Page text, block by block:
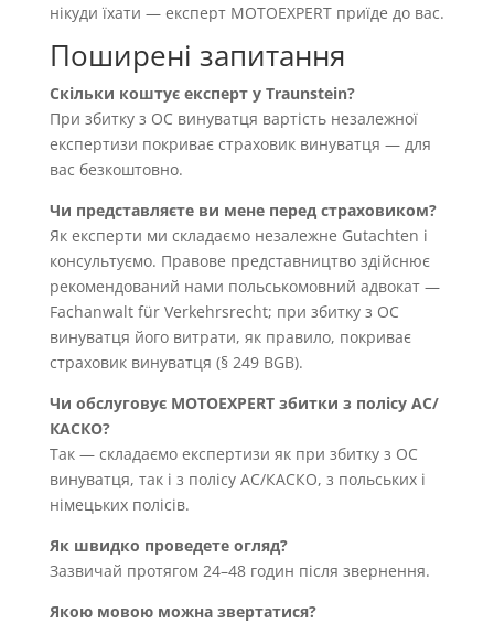
нікуди їхати — експерт MOTOEXPERT приїде до вас.
Поширені запитання
Скільки коштує експерт у Traunstein?
При збитку з OC винуватця вартість незалежної
експертизи покриває страховик винуватця — для
вас безкоштовно.
Чи представляєте ви мене перед страховиком?
Як експерти ми складаємо незалежне Gutachten і
консультуємо. Правове представництво здійснює
рекомендований нами польськомовний адвокат —
Fachanwalt für Verkehrsrecht; при збитку з OC
винуватця його витрати, як правило, покриває
страховик винуватця (§ 249 BGB).
Чи обслуговує MOTOEXPERT збитки з полісу AC/
КАСКО?
Так — складаємо експертизи як при збитку з OC
винуватця, так і з полісу AC/КАСКО, з польських і
німецьких полісів.
Як швидко проведете огляд?
Зазвичай протягом 24–48 годин після звернення.
Якою мовою можна звертатися?